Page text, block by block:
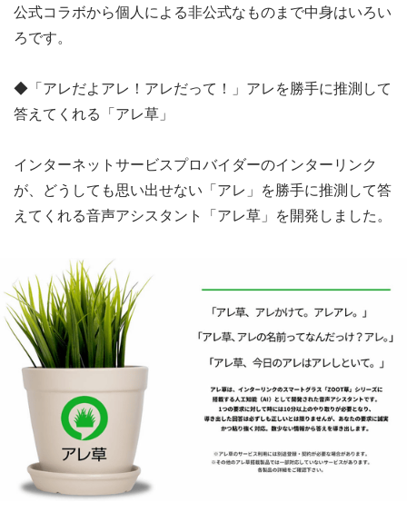
公式コラボから個人による非公式なものまで中身はいろい
ろです。
◆「アレだよアレ！アレだって！」アレを勝手に推測して
答えてくれる「アレ草」
インターネットサービスプロバイダーのインターリンク
が、どうしても思い出せない「アレ」を勝手に推測して答
えてくれる音声アシスタント「アレ草」を開発しました。